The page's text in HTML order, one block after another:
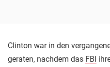
Clinton war in den
geraten, nachdem das FBI